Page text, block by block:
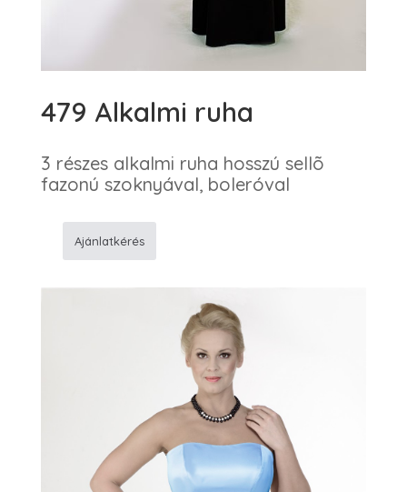
479 Alkalmi ruha
3 részes alkalmi ruha hosszú sellõ
fazonú szoknyával, boleróval
ruha
Ajánlatkérés